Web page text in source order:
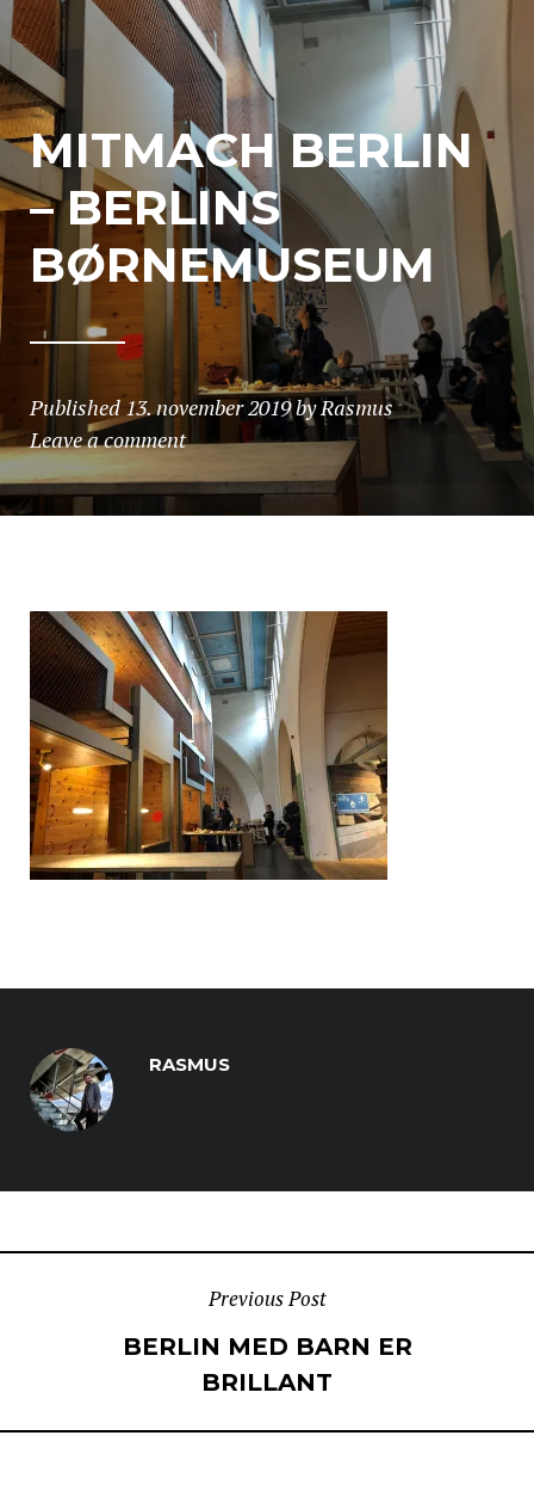
MITMACH BERLIN
– BERLINS
BØRNEMUSEUM
Published 13. november 2019byRasmus
Leave a comment
RASMUS
NAVIGATION
Previous Post
BERLIN MED BARN ER
BRILLANT